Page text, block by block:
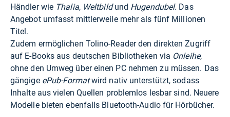
Händler wie Thalia, Weltbildund Hugendubel. Das
Angebot umfasst mittlerweile mehr als fünf Millionen
Titel.
Zudem ermöglichen Tolino-Reader den direkten Zugriff
auf E-Books aus deutschen Bibliotheken via Onleihe,
ohne den Umweg über einen PC nehmen zu müssen. Das
gängige ePub-Formatwird nativ unterstützt, sodass
Inhalte aus vielen Quellen problemlos lesbar sind. Neuere
Modelle bieten ebenfalls Bluetooth-Audio für Hörbücher.